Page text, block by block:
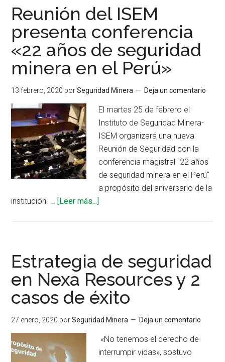
la
pandemia
en
la
gestión
minera
Reunión del ISEM
presenta conferencia
«22 años de seguridad
minera en el Perú»
13 febrero, 2020 porSeguridad Minera Deja un comentario
El martes 25 de febrero el
Instituto de Seguridad Minera-
ISEM organizará una nueva
Reunión de Seguridad con la
conferencia magistral "22 años
de seguridad minera en el Perú"
a propósito del aniversario de la
institución. … [Leer más...]
ISEM
presenta
conferencia
«22
años
de
minera
en
Estrategia de seguridad
en Nexa Resources y 2
casos de éxito
27 enero, 2020 porSeguridad Minera Deja un comentario
«No tenemos el derecho de
interrumpir vidas», sostuvo